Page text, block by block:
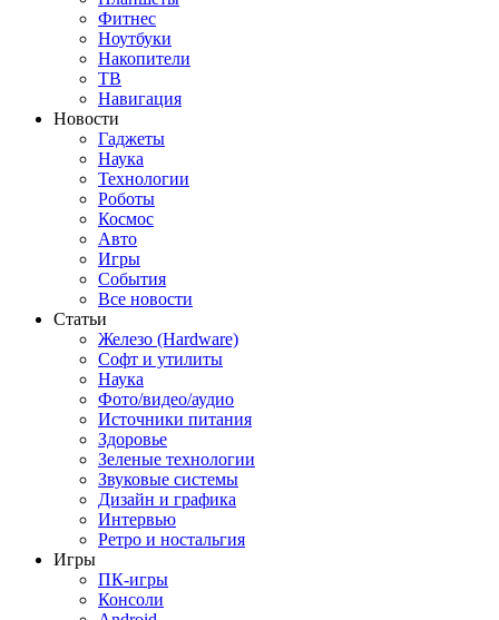
Фитнес
Ноутбуки
Накопители
ТВ
Навигация
Новости
Гаджеты
Наука
Технологии
Роботы
Космос
Авто
Игры
События
Все новости
Статьи
Железо (Hardware)
Софт и утилиты
Наука
Фото/видео/аудио
Источники питания
Здоровье
Зеленые технологии
Звуковые системы
Дизайн и графика
Интервью
Ретро и ностальгия
Игры
ПК-игры
Консоли